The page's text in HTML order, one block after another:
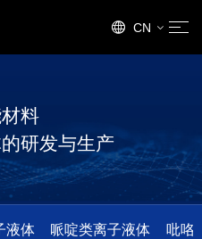
CN
料
研发与生产
液体 哌啶类离子液体 吡咯